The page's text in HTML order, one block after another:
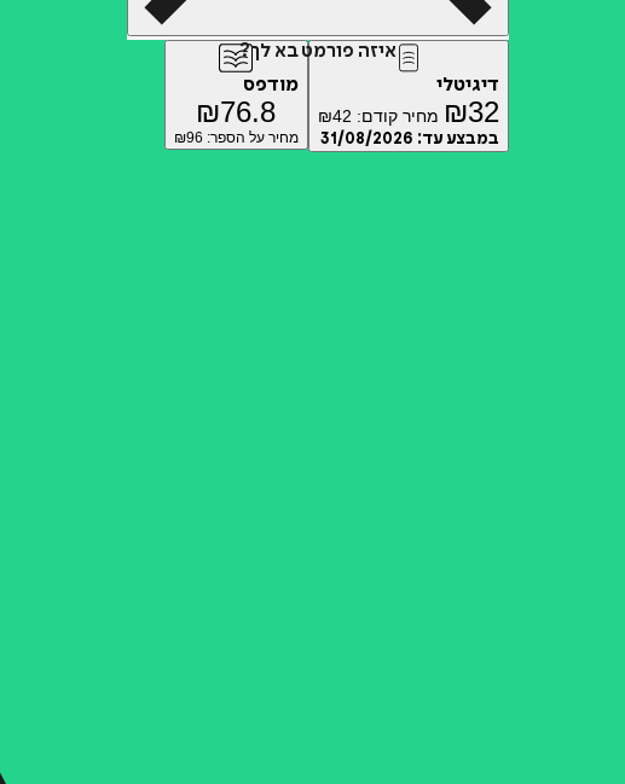
איזה פורמט בא לך?
דיגיטלי
₪32 מחיר קודם: ₪42
במבצע עד: 31/08/2026
מודפס
₪76.8
מחיר על הספר: ₪ 96